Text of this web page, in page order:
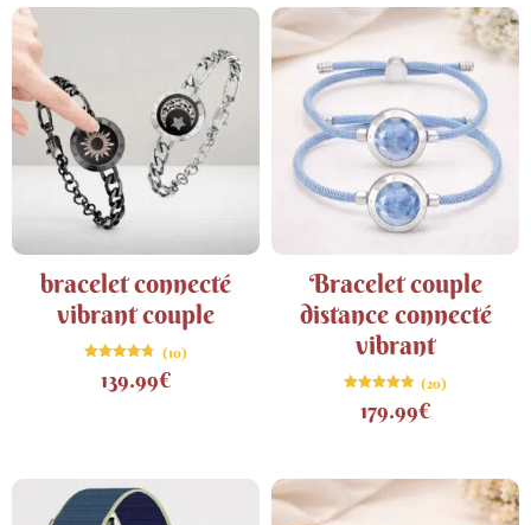
bracelet connecté
vibrant couple
4.70
sur 5
(10)
139.99€
Bracelet couple
distance connecté
vibrant
4.80
sur 5
(20)
179.99€